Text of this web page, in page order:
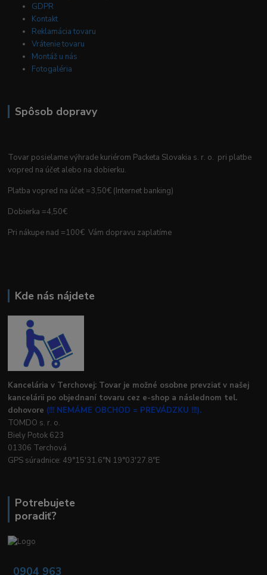
GDPR
Kontakt
Reklamácia tovaru
Vrátenie tovaru
Montáž u nás
Fotogaléria
Spôsob dopravy
Tovar posielame výhrade kuriérom Packeta Slovakia s. r. o. pri platbe
vopred na účet alebo na dobierku.
Platba vopred na účet =3,50€ (Internet banking)
Dobierka =4,50€
Pri nákupe nad =100€ Vám dopravu zaplatíme
Kde nás nájdete
Kancelária v Terchovej: Tovar je možné osobne prevziať v našej
kancelárii po objednaní tovaru cez e-shop a následnom tel.
dohovore (!!! NEMÁME OBCHOD = PREVÁDZKU !!!).
TOMDO s. r. o.
Biely Potok 623
01306 Terchová
GPS súradnice: 49°15'31.6"N 19°03'27.8"E
Potrebujete
poradiť?
0904 963